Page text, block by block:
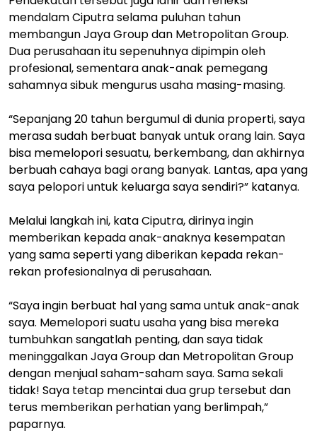
mendalam Ciputra selama puluhan tahun
membangun Jaya Group dan Metropolitan Group.
Dua perusahaan itu sepenuhnya dipimpin oleh
profesional, sementara anak-anak pemegang
sahamnya sibuk mengurus usaha masing-masing.
“Sepanjang 20 tahun bergumul di dunia properti, saya
merasa sudah berbuat banyak untuk orang lain. Saya
bisa memelopori sesuatu, berkembang, dan akhirnya
berbuah cahaya bagi orang banyak. Lantas, apa yang
saya pelopori untuk keluarga saya sendiri?” katanya.
Melalui langkah ini, kata Ciputra, dirinya ingin
memberikan kepada anak-anaknya kesempatan
yang sama seperti yang diberikan kepada rekan-
rekan profesionalnya di perusahaan.
“Saya ingin berbuat hal yang sama untuk anak-anak
saya. Memelopori suatu usaha yang bisa mereka
tumbuhkan sangatlah penting, dan saya tidak
meninggalkan Jaya Group dan Metropolitan Group
dengan menjual saham-saham saya. Sama sekali
tidak! Saya tetap mencintai dua grup tersebut dan
terus memberikan perhatian yang berlimpah,”
paparnya.